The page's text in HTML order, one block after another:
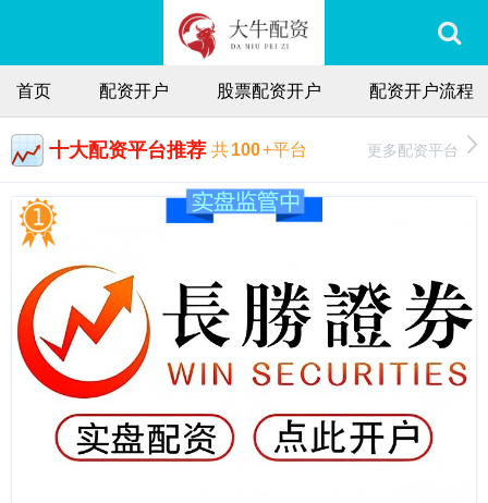
首页 配资开户 股票配资开户 配资开户流程
十大配资平台推荐 共100+平台 更多配资平台